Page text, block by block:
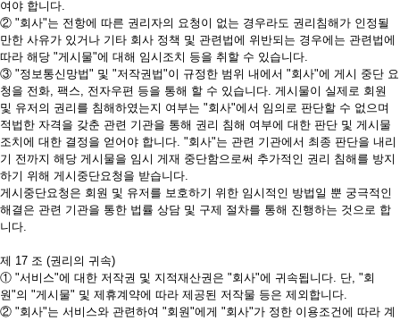
여야 합니다.
② "회사"는 전항에 따른 권리자의 요청이 없는 경우라도 권리침해가 인정될
만한 사유가 있거나 기타 회사 정책 및 관련법에 위반되는 경우에는 관련법에
따라 해당 "게시물"에 대해 임시조치 등을 취할 수 있습니다.
③ "정보통신망법" 및 "저작권법"이 규정한 범위 내에서 "회사"에 게시 중단 요
청을 전화, 팩스, 전자우편 등을 통해 할 수 있습니다. 게시물이 실제로 회원
및 유저의 권리를 침해하였는지 여부는 "회사"에서 임의로 판단할 수 없으며
적법한 자격을 갖춘 관련 기관을 통해 권리 침해 여부에 대한 판단 및 게시물
조치에 대한 결정을 얻어야 합니다. "회사"는 관련 기관에서 최종 판단을 내리
기 전까지 해당 게시물을 임시 게재 중단함으로써 추가적인 권리 침해를 방지
하기 위해 게시중단요청을 받습니다.
게시중단요청은 회원 및 유저를 보호하기 위한 임시적인 방법일 뿐 궁극적인
해결은 관련 기관을 통한 법률 상담 및 구제 절차를 통해 진행하는 것으로 합
니다.
제 17 조 (권리의 귀속)
① "서비스"에 대한 저작권 및 지적재산권은 "회사"에 귀속됩니다. 단, "회
원"의 "게시물" 및 제휴계약에 따라 제공된 저작물 등은 제외합니다.
② "회사"는 서비스와 관련하여 "회원"에게 "회사"가 정한 이용조건에 따라 계